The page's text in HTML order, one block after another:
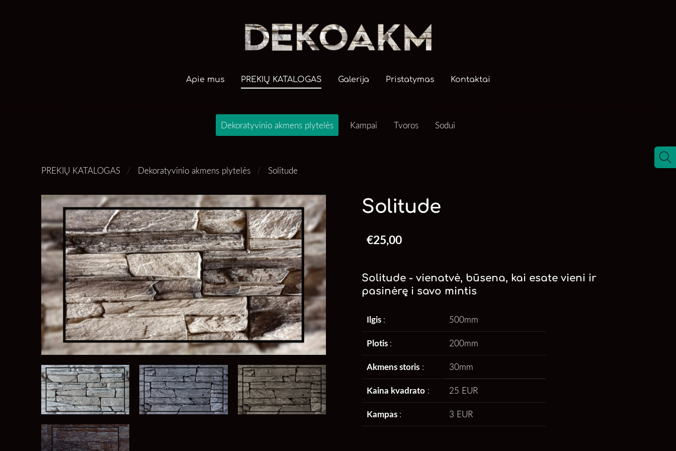
Apie mus PREKIŲ KATALOGAS Galerija Pristatymas Kontaktai
Dekoratyvinio akmens plytelės Kampai Tvoros Sodui
PREKIŲ KATALOGAS Dekoratyvinio akmens plytelės Solitude
Solitude
€25,00
Solitude - vienatvė, būsena, kai esate vieni ir
pasinėrę i savo mintis
Ilgis : 500mm
Plotis : 200mm
Akmens storis: 30mm
Kaina kvadrato: 25 EUR
Kampas : 3 EUR